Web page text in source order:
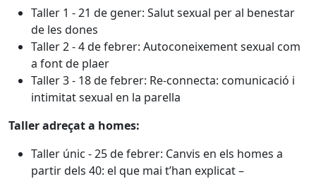
Taller 1 - 21 de gener: Salut sexual per al benestar
de les dones
Taller 2 - 4 de febrer: Autoconeixement sexual com
a font de plaer
Taller 3 - 18 de febrer: Re-connecta: comunicació i
intimitat sexual en la parella
Taller adreçat a homes:
Taller únic - 25 de febrer: Canvis en els homes a
partir dels 40: el que mai t’han explicat –